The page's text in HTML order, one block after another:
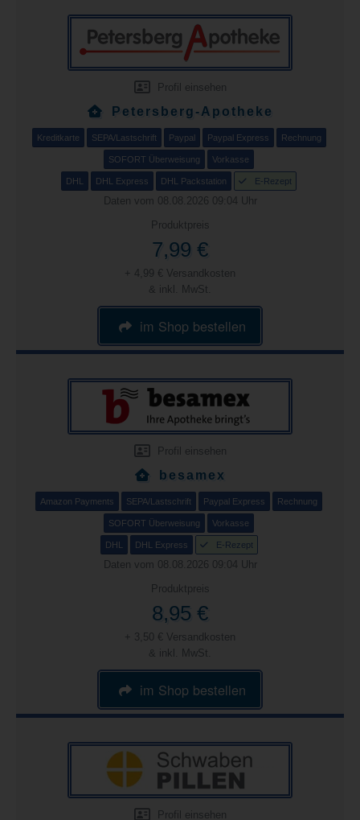
Profil einsehen
Petersberg-Apotheke
Kreditkarte SEPA/Lastschrift Paypal Paypal Express Rechnung
SOFORT Überweisung Vorkasse
DHL DHL Express DHL Packstation E-Rezept
Daten vom 08.08.2026 09:04 Uhr
Produktpreis
7,99 €
+ 4,99 € Versandkosten
& inkl. MwSt.
im Shop bestellen
Profil einsehen
besamex
Amazon Payments SEPA/Lastschrift Paypal Express Rechnung
SOFORT Überweisung Vorkasse
DHL DHL Express E-Rezept
Daten vom 08.08.2026 09:04 Uhr
Produktpreis
8,95 €
+ 3,50 € Versandkosten
& inkl. MwSt.
im Shop bestellen
Profil einsehen